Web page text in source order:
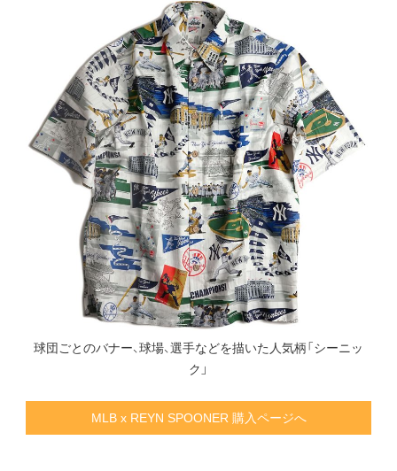
球団ごとのバナー、球場、選手などを描いた人気柄「シーニッ
ク」
MLB x REYN SPOONER 購入ページへ